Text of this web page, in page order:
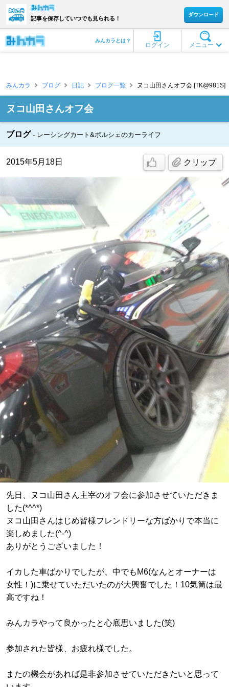
記事を保存していつでも見られる！
ダウンロード
メニュー
ログイン
みんカラとは？
みんカラ ブログ 日記 ブログ一覧 ヌコ山田さんオフ会 [TK@981S]
ヌコ山田さんオフ会
ブログ レーシングカート&ポルシェのカーライフ
2015年5月18日 クリップ
先日、ヌコ山田さん主宰のオフ会に参加させていただきま
した(*^^*)
ヌコ山田さんはじめ皆様フレンドリーな方ばかりで本当に
楽しめました(^-^)
ありがとうございました！
イカした車ばかりでしたが、中でもM6(なんとオーナーは
女性！)に乗せていただいたのが大興奮でした！10気筒は最
高ですね！
みんカラやって良かったと心底思いました(笑)
参加された皆様、お疲れ様でした。
またの機会があれば是非参加させていただきたいと思って